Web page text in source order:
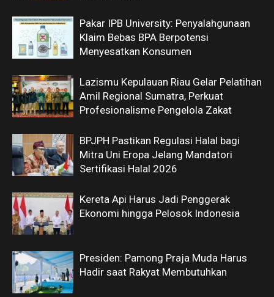
Pakar IPB University: Penyalahgunaan
Klaim Bebas BPA Berpotensi
Menyesatkan Konsumen
Lazismu Kepulauan Riau Gelar Pelatihan
Amil Regional Sumatra, Perkuat
Profesionalisme Pengelola Zakat
BPJPH Pastikan Regulasi Halal bagi
Mitra Uni Eropa Jelang Mandatori
Sertifikasi Halal 2026
Kereta Api Harus Jadi Penggerak
Ekonomi hingga Pelosok Indonesia
Presiden: Pamong Praja Muda Harus
Hadir saat Rakyat Membutuhkan